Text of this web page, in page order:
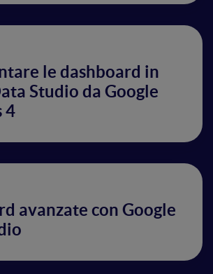
le dashboard in
Studio da Google
4
avanzate con Google